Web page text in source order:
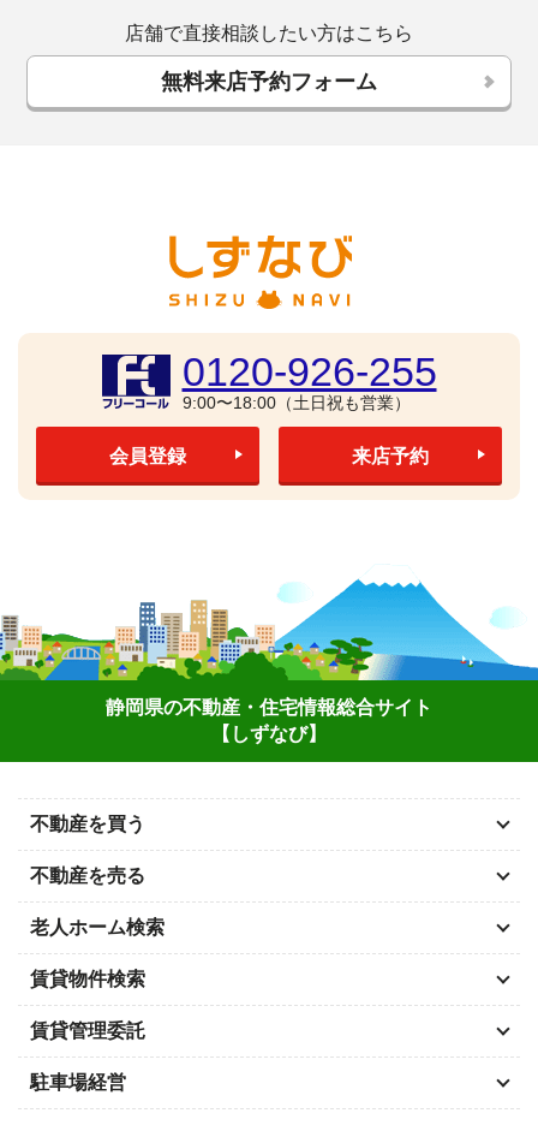
店舗で直接相談したい方はこちら
無料来店予約フォーム
0120-926-255
9:00〜18:00（土日祝も営業）
会員登録 来店予約
静岡県の不動産・住宅情報総合サイト
【しずなび】
不動産を買う
不動産を売る
老人ホーム検索
賃貸物件検索
賃貸管理委託
駐車場経営